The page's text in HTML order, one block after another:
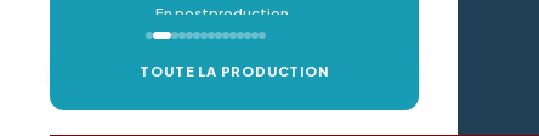
En postproduction
TOUTE LA PRODUCTION